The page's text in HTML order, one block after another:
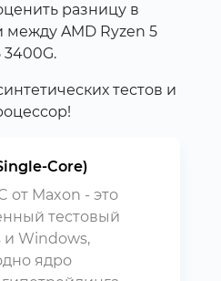
разницу в
между AMD Ryzen 5
3400G.
тестов и
Core)
от Maxon - это
тестовый
и Windows,
ядро